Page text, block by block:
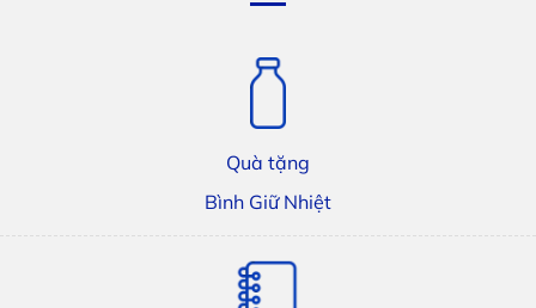
Quà tặng
Bình Giữ Nhiệt